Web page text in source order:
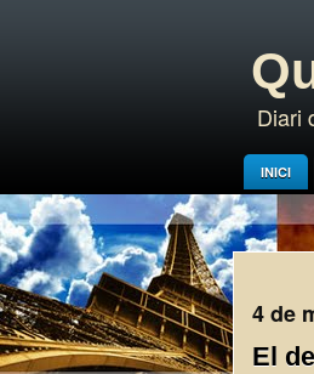
Diari
INICI
4 de
El